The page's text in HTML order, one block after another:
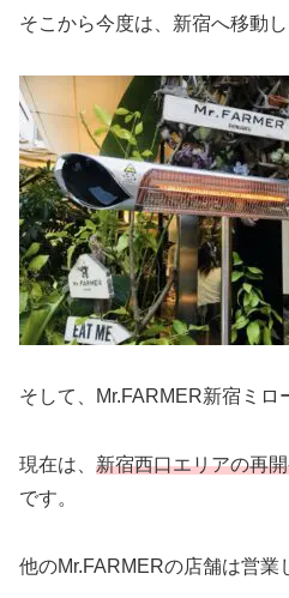
そこから今度は、新宿へ移動し
そして、Mr.FARMER新宿ミロ
現在は、 新宿西口エリアの再
です。
他のMr.FARMERの店舗は営業